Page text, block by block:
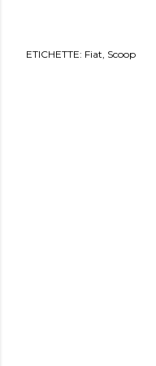
ETICHETTE: Fiat Scoop